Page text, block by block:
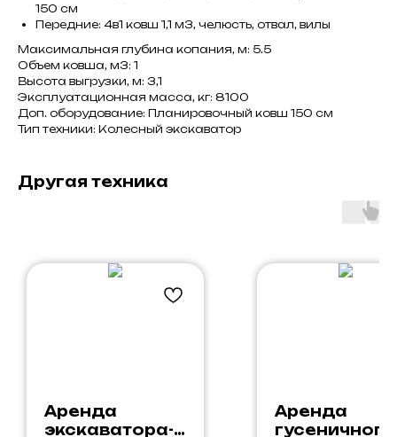
150 см
Передние: 4в1 ковш 1,1 м3, челюсть, отвал, вилы
Максимальная глубина копания, м: 5.5
Объем ковша, м3: 1
Высота выгрузки, м: 3,1
Эксплуатационная масса, кг: 8100
Доп. оборудование: Планировочный ковш 150 см
Тип техники: Колесный экскаватор
Другая техника
Аренда
экскаватора-
Аренда
гусеничного